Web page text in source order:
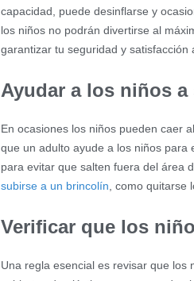
capacidad, puede desinflarse y
los niños no podrán divertirse al
garantizar tu seguridad y satisfacción
Ayudar a los niños
En ocasiones los niños pueden caer
que un adulto ayude a los niños para
para evitar que salten fuera del área
subirse a un brincolín , como quitarse
Verificar que los
Una regla esencial es revisar que